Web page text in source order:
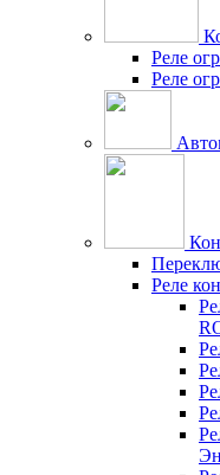
Реле
Реле
Реле